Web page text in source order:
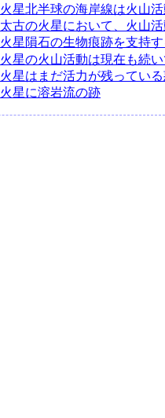
火星北半球の海岸線は火山
太古の火星において、火山
火星隕石の生物痕跡を支持
火星の火山活動は現在も続
火星はまだ活力が残っている
火星に溶岩流の跡